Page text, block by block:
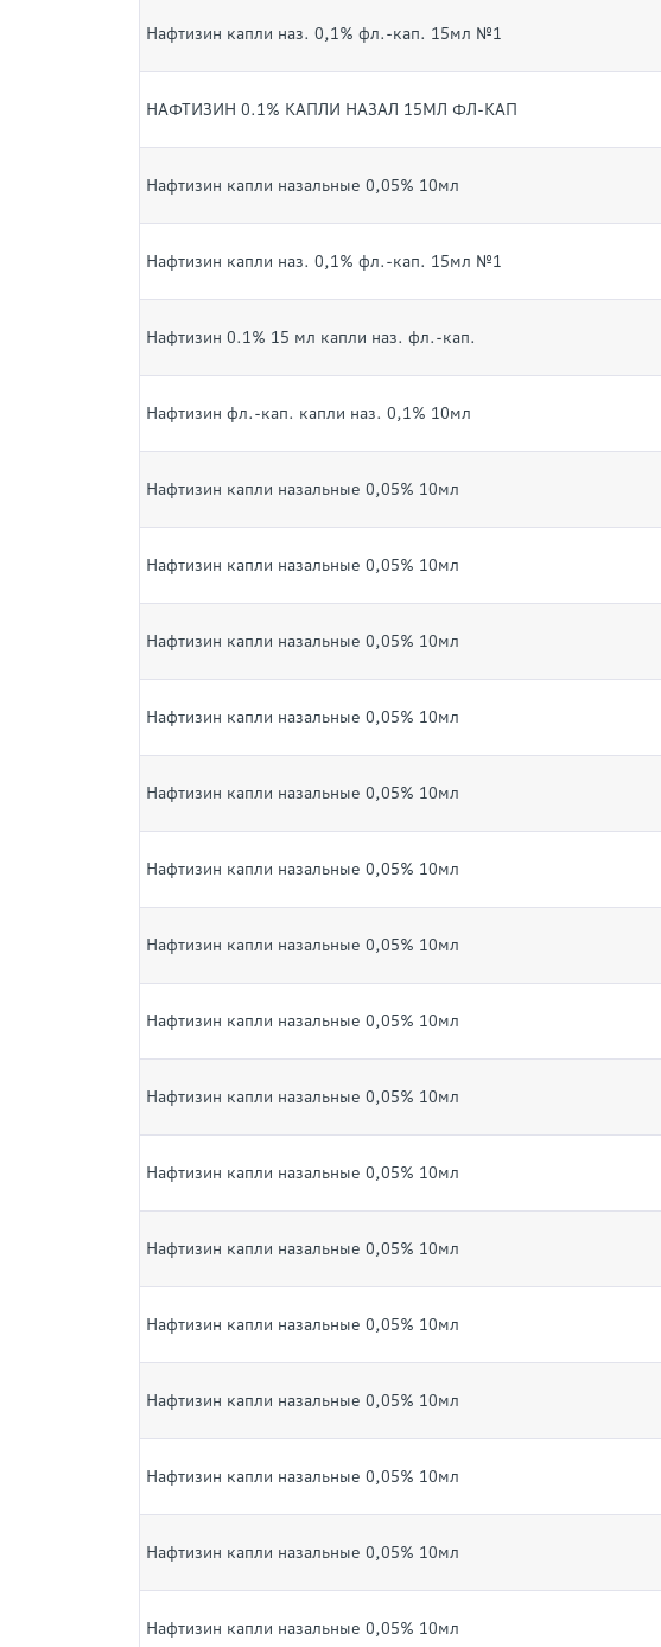
Нафтизин капли наз. 0,1% фл.-кап. 15мл №1
НАФТИЗИН 0.1% КАПЛИ НАЗАЛ 15МЛ ФЛ-КАП
Нафтизин капли назальные 0,05% 10мл
Нафтизин капли наз. 0,1% фл.-кап. 15мл №1
Нафтизин 0.1% 15 мл капли наз. фл.-кап.
Нафтизин фл.-кап. капли наз. 0,1% 10мл
Нафтизин капли назальные 0,05% 10мл
Нафтизин капли назальные 0,05% 10мл
Нафтизин капли назальные 0,05% 10мл
Нафтизин капли назальные 0,05% 10мл
Нафтизин капли назальные 0,05% 10мл
Нафтизин капли назальные 0,05% 10мл
Нафтизин капли назальные 0,05% 10мл
Нафтизин капли назальные 0,05% 10мл
Нафтизин капли назальные 0,05% 10мл
Нафтизин капли назальные 0,05% 10мл
Нафтизин капли назальные 0,05% 10мл
Нафтизин капли назальные 0,05% 10мл
Нафтизин капли назальные 0,05% 10мл
Нафтизин капли назальные 0,05% 10мл
Нафтизин капли назальные 0,05% 10мл
Нафтизин капли назальные 0,05% 10мл